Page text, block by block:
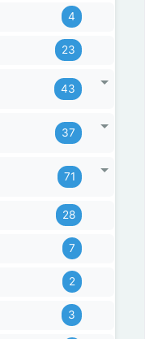
4
23
43
37
71
28
7
2
3